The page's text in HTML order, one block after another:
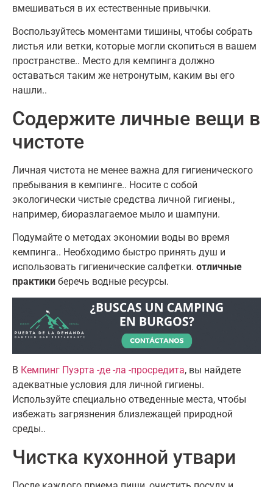
вмешиваться в их естественные привычки.
Воспользуйтесь моментами тишины, чтобы собрать
листья или ветки, которые могли скопиться в вашем
пространстве.. Место для кемпинга должно
оставаться таким же нетронутым, каким вы его
нашли..
Содержите личные вещи в
чистоте
Личная чистота не менее важна для гигиенического
пребывания в кемпинге.. Носите с собой
экологически чистые средства личной гигиены.,
например, биоразлагаемое мыло и шампуни.
Подумайте о методах экономии воды во время
кемпинга.. Необходимо быстро принять душ и
использовать гигиенические салфетки. отличные
практики беречь водные ресурсы.
В Кемпинг Пуэрта -де -ла -просредита, вы найдете
адекватные условия для личной гигиены.
Используйте специально отведенные места, чтобы
избежать загрязнения близлежащей природной
среды..
Чистка кухонной утвари